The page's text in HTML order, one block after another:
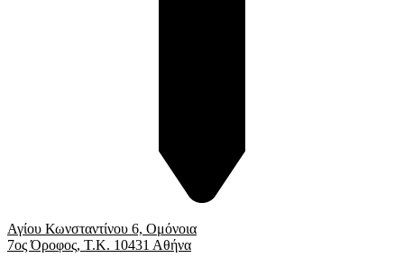
Αγίου Κωνσταντίνου 6, Ομόνοια
7ος Όροφος, Τ.Κ. 10431 Αθήνα